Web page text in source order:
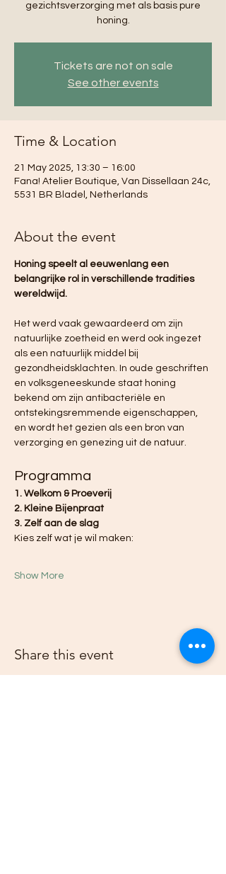
gezichtsverzorging met als basis pure
honing.
Tickets are not on sale
See other events
Time & Location
21 May 2025, 13:30 – 16:00
Fana! Atelier Boutique, Van Dissellaan 24c,
5531 BR Bladel, Netherlands
About the event
Honing speelt al eeuwenlang een
belangrijke rol in verschillende tradities
wereldwijd.
Het werd vaak gewaardeerd om zijn
natuurlijke zoetheid en werd ook ingezet
als een natuurlijk middel bij
gezondheidsklachten. In oude geschriften
en volksgeneeskunde staat honing
bekend om zijn antibacteriële en
ontstekingsremmende eigenschappen,
en wordt het gezien als een bron van
verzorging en genezing uit de natuur.
Programma
1. Welkom & Proeverij
2. Kleine Bijenpraat
3. Zelf aan de slag
Kies zelf wat je wil maken:
Show More
Share this event